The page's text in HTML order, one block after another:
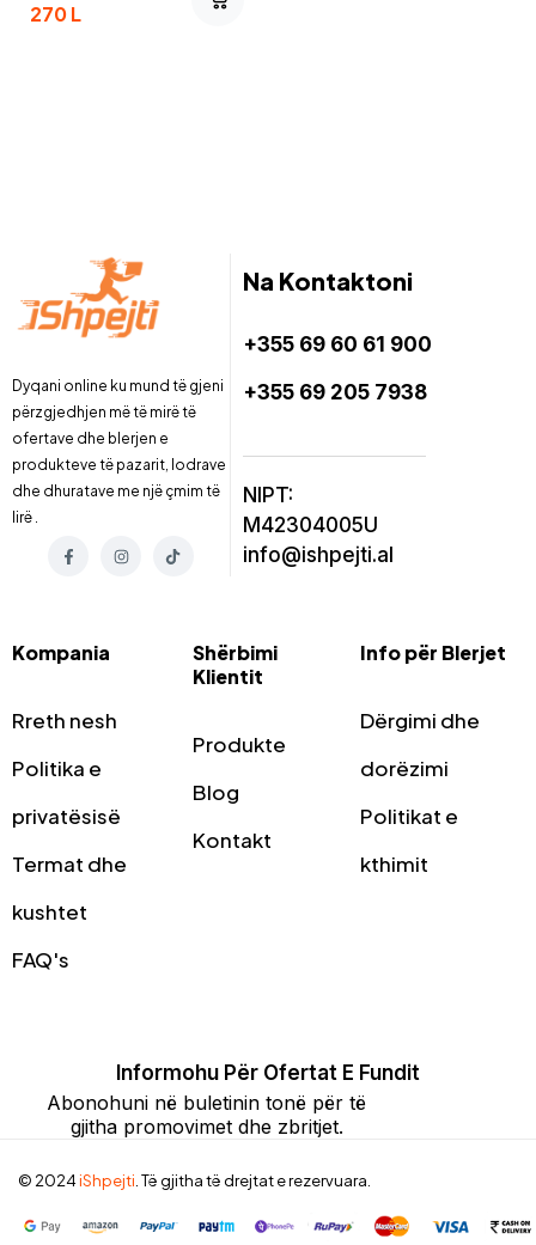
270L
Dyqani online ku mund të gjeni
përzgjedhjen më të mirë të
ofertave dhe blerjen e
produkteve të pazarit, lodrave
dhe dhuratave me një çmim të
lirë .
Na Kontaktoni
+355 69 60 61 900
+355 69 205 7938
NIPT:
M42304005U
info@ishpejti.al
Kompania
Rreth nesh
Politika e
privatësisë
Termat dhe
kushtet
FAQ's
Shërbimi
Klientit
Produkte
Blog
Kontakt
Info për Blerjet
Dërgimi dhe
dorëzimi
Politikat e
kthimit
Informohu Për Ofertat E Fundit
Abonohuni në buletinin tonë për të
gjitha promovimet dhe zbritjet.
© 2024iShpejti. Të gjitha të drejtat e rezervuara.